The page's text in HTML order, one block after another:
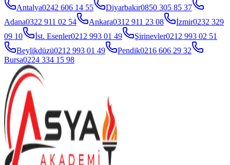
Antalya0242 606 14 55 Diyarbakır0850 305 85 37
Adana0322 911 02 54 Ankara0312 911 23 08 İzmir0232 329
09 10
İst. Esenler0212 993 01 49 Şirinevler0212 993 02 51
Beylikdüzü0212 993 01 49 Pendik0216 606 29 32
Bursa0224 334 15 98